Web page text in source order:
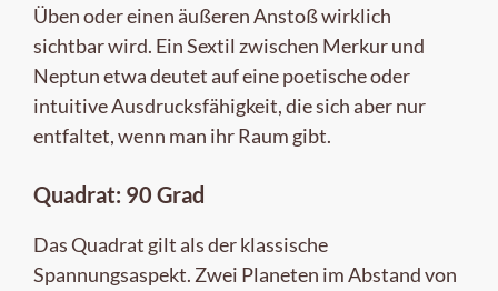
Üben oder einen äußeren Anstoß wirklich
sichtbar wird. Ein Sextil zwischen Merkur und
Neptun etwa deutet auf eine poetische oder
intuitive Ausdrucksfähigkeit, die sich aber nur
entfaltet, wenn man ihr Raum gibt.
Quadrat: 90 Grad
Das Quadrat gilt als der klassische
Spannungsaspekt. Zwei Planeten im Abstand von